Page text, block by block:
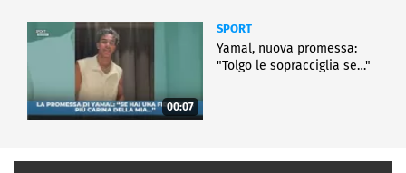
00:07
SPORT
Yamal, nuova promessa:
"Tolgo le sopracciglia se…"